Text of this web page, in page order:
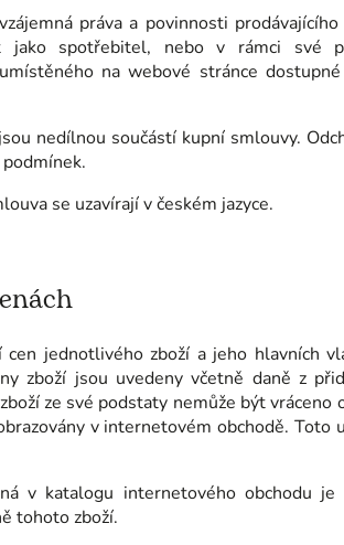
práva a povinnosti
jako spotřebitel, nebo v rámci své
na webové stránce
nedílnou součástí kupní smlouvy.
se uzavírají v českém jazyce.
cen jednotlivého zboží a jeho hlavních
zboží jsou uvedeny včetně daně z
ze své podstaty nemůže být
v internetovém obchodě. Toto
v katalogu internetového obchodu
tohoto zboží.